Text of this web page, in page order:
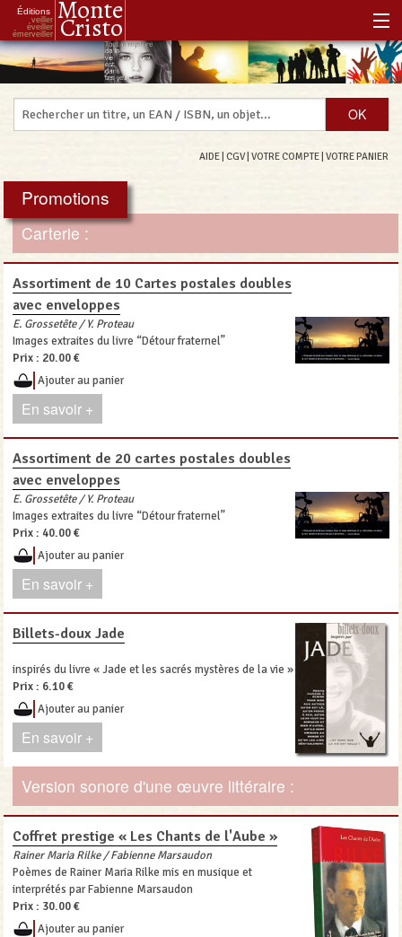
Éditions Monte
Cristo
veiller
éveiller
émerveiller
Accueil
Notre histoire
Notre boutique
Les Réenchanteurs Associés
AIDE CGV| VOTRE COMPTE VOTRE PANIER
Promotions
Carterie :
Assortiment de 10 Cartes postales doubles
avec enveloppes
E. Grossetête / Y. Proteau
Images extraites du livre “Détour fraternel”
Prix : 20.00 €
Ajouter au panier
En savoir +
Assortiment de 20 cartes postales doubles
avec enveloppes
E. Grossetête / Y. Proteau
Images extraites du livre “Détour fraternel”
Prix :40.00 €
Ajouter au panier
En savoir +
Billets-doux Jade
inspirés du livre « Jade et les sacrés mystères de la vie »
Prix : 6.10 €
Ajouter au panier
En savoir +
Version sonore d'une œuvre littéraire :
Coffret prestige « Les Chants de l'Aube »
Rainer Maria Rilke / Fabienne Marsaudon
Poèmes de Rainer Maria Rilke mis en musique et
interprétés par Fabienne Marsaudon
Prix : 30.00 €
Ajouter au panier